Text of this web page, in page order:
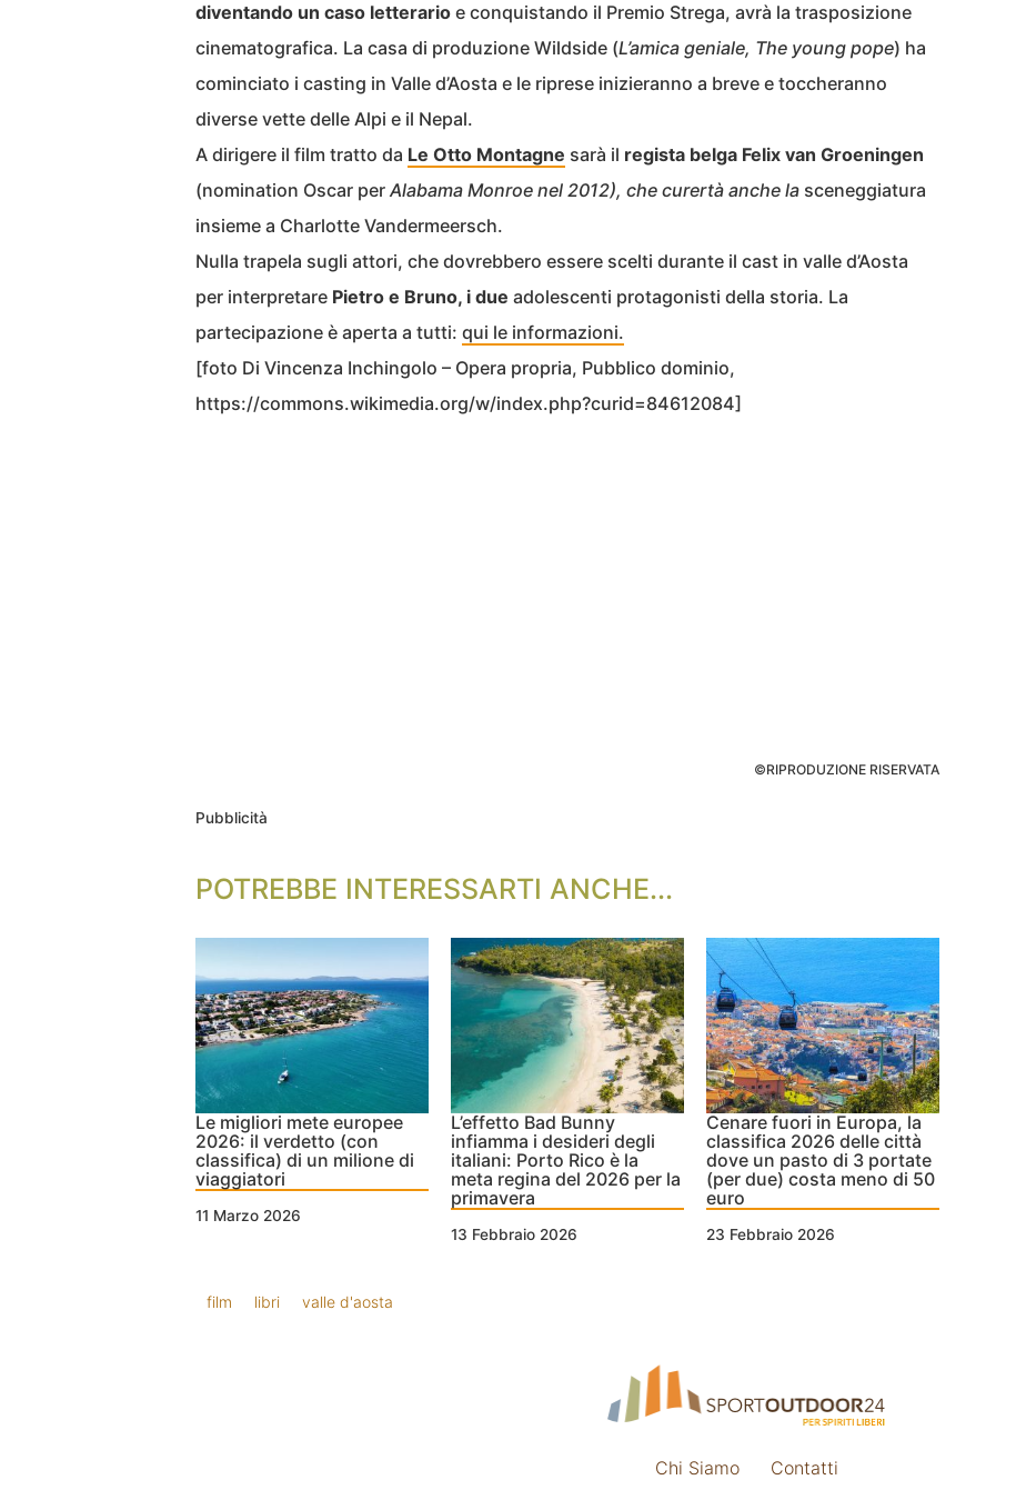
diventando un caso letterario e conquistando il Premio Strega, avrà la trasposizione
cinematografica. La casa di produzione Wildside (L’amica geniale, The young pope) ha
cominciato i casting in Valle d’Aosta e le riprese inizieranno a breve e toccheranno
diverse vette delle Alpi e il Nepal.
A dirigere il film tratto da Le Otto Montagne sarà il regista belga Felix van Groeningen
(nomination Oscar per Alabama Monroe nel 2012), che curertà anche la sceneggiatura
insieme a Charlotte Vandermeersch.
Nulla trapela sugli attori, che dovrebbero essere scelti durante il cast in valle d’Aosta
per interpretare Pietro e Bruno, i due adolescenti protagonisti della storia. La
partecipazione è aperta a tutti: qui le informazioni.
[foto Di Vincenza Inchingolo – Opera propria, Pubblico dominio,
https://commons.wikimedia.org/w/index.php?curid=84612084]
©RIPRODUZIONE RISERVATA
Pubblicità
POTREBBE INTERESSARTI ANCHE...
Le migliori mete europee
2026: il verdetto (con
classifica) di un milione di
viaggiatori
11 Marzo 2026
L’effetto Bad Bunny
infiamma i desideri degli
italiani: Porto Rico è la
meta regina del 2026 per la
primavera
13 Febbraio 2026
Cenare fuori in Europa, la
classifica 2026 delle città
dove un pasto di 3 portate
(per due) costa meno di 50
euro
23 Febbraio 2026
film libri valle d'aosta
Chi Siamo Contatti